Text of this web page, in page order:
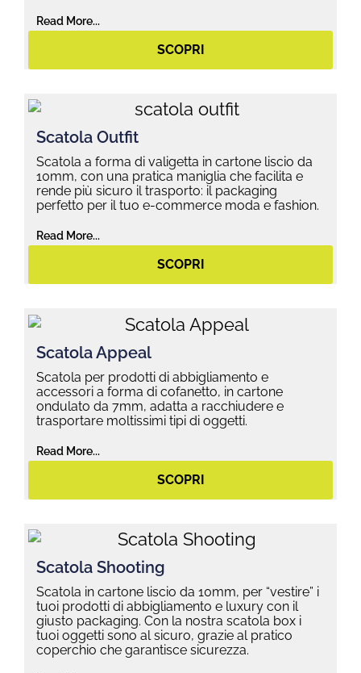
Read More...
SCOPRI
Scatola Outfit
Scatola a forma di valigetta in cartone liscio da
10mm, con una pratica maniglia che facilita e
rende più sicuro il trasporto: il packaging
perfetto per il tuo e-commerce moda e fashion.
Read More...
SCOPRI
Scatola Appeal
Scatola per prodotti di abbigliamento e
accessori a forma di cofanetto, in cartone
ondulato da 7mm, adatta a racchiudere e
trasportare moltissimi tipi di oggetti.
Read More...
SCOPRI
Scatola Shooting
Scatola in cartone liscio da 10mm, per “vestire” i
tuoi prodotti di abbigliamento e luxury con il
giusto packaging. Con la nostra scatola box i
tuoi oggetti sono al sicuro, grazie al pratico
coperchio che garantisce sicurezza.